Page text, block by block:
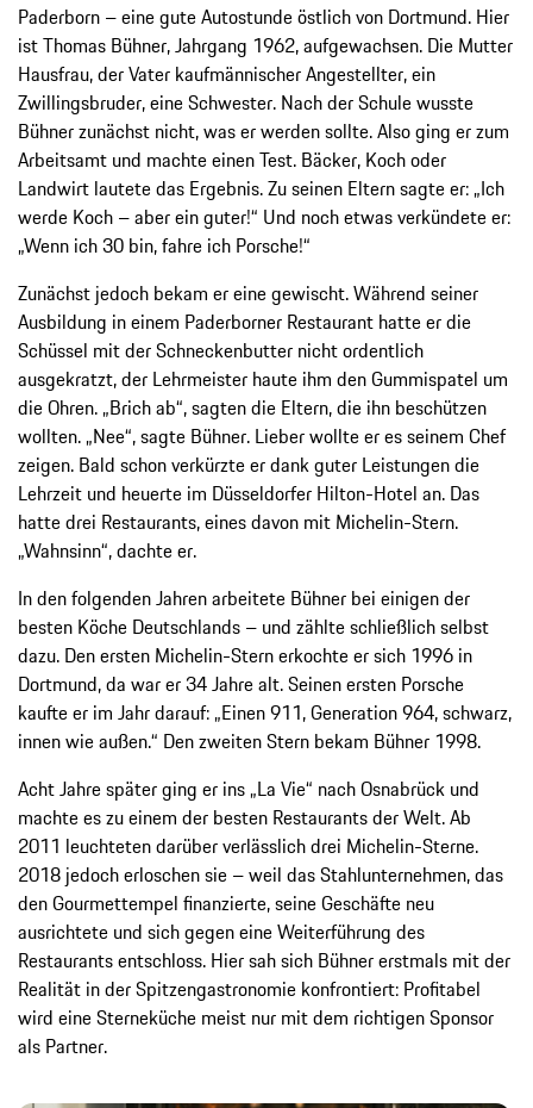
Paderborn – eine gute Autostunde östlich von Dortmund. Hier
ist Thomas Bühner, Jahrgang 1962, aufgewachsen. Die Mutter
Hausfrau, der Vater kaufmännischer Angestellter, ein
Zwillingsbruder, eine Schwester. Nach der Schule wusste
Bühner zunächst nicht, was er werden sollte. Also ging er zum
Arbeitsamt und machte einen Test. Bäcker, Koch oder
Landwirt lautete das Ergebnis. Zu seinen Eltern sagte er: „Ich
werde Koch – aber ein guter!“ Und noch etwas verkündete er:
„Wenn ich 30 bin, fahre ich Porsche!“
Zunächst jedoch bekam er eine gewischt. Während seiner
Ausbildung in einem Paderborner Restaurant hatte er die
Schüssel mit der Schneckenbutter nicht ordentlich
ausgekratzt, der Lehrmeister haute ihm den Gummispatel um
die Ohren. „Brich ab“, sagten die Eltern, die ihn beschützen
wollten. „Nee“, sagte Bühner. Lieber wollte er es seinem Chef
zeigen. Bald schon verkürzte er dank guter Leistungen die
Lehrzeit und heuerte im Düsseldorfer Hilton-Hotel an. Das
hatte drei Restaurants, eines davon mit Michelin-Stern.
„Wahnsinn“, dachte er.
In den folgenden Jahren arbeitete Bühner bei einigen der
besten Köche Deutschlands – und zählte schließlich selbst
dazu. Den ersten Michelin-Stern erkochte er sich 1996 in
Dortmund, da war er 34 Jahre alt. Seinen ersten Porsche
kaufte er im Jahr darauf: „Einen 911, Generation 964, schwarz,
innen wie außen.“ Den zweiten Stern bekam Bühner 1998.
Acht Jahre später ging er ins „La Vie“ nach Osnabrück und
machte es zu einem der besten Restaurants der Welt. Ab
2011 leuchteten darüber verlässlich drei Michelin-Sterne.
2018 jedoch erloschen sie – weil das Stahlunternehmen, das
den Gourmettempel finanzierte, seine Geschäfte neu
ausrichtete und sich gegen eine Weiterführung des
Restaurants entschloss. Hier sah sich Bühner erstmals mit der
Realität in der Spitzengastronomie konfrontiert: Profitabel
wird eine Sterneküche meist nur mit dem richtigen Sponsor
als Partner.